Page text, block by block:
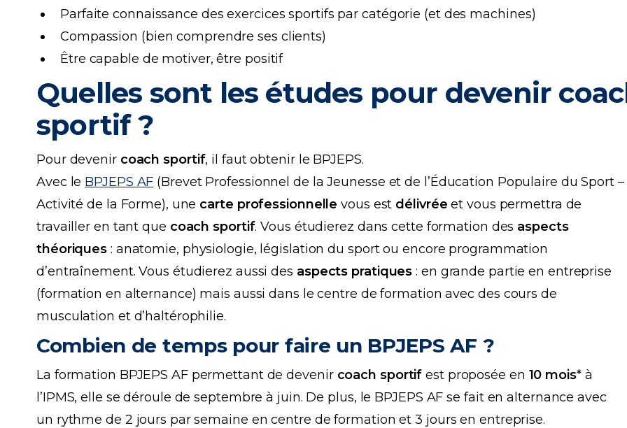
Parfaite connaissance des exercices sportifs par catégorie (et des machines)
Compassion (bien comprendre ses clients)
Être capable de motiver, être positif
Quelles sont les études pour devenir
sportif ?
Pour devenir coach sportif, il faut obtenir le BPJEPS.
Avec le BPJEPS AF (Brevet Professionnel de la Jeunesse et de l’Éducation Populaire du Sport –
Activité de la Forme), une carte professionnelle vous est délivréeet vous permettra de
travailler en tant que coach sportif. Vous étudierez dans cette formation des aspects
théoriques : anatomie, physiologie, législation du sport ou encore programmation
d’entraînement. Vous étudierez aussi des aspects pratiques : en grande partie en entreprise
(formation en alternance) mais aussi dans le centre de formation avec des cours de
musculation et d’haltérophilie.
Combien de temps pour faire un BPJEPS AF ?
La formation BPJEPS AF permettant de devenir coach sportif est proposée en 10 mois* à
l’IPMS, elle se déroule de septembre à juin. De plus, le BPJEPS AF se fait en alternance avec
un rythme de 2 jours par semaine en centre de formation et 3 jours en entreprise.